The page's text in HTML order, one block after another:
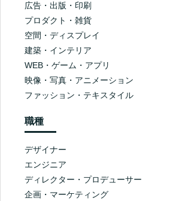
広告・出版・印刷
プロダクト・雑貨
空間・ディスプレイ
建築・インテリア
WEB・ゲーム・アプリ
映像・写真・アニメーション
ファッション・テキスタイル
職種
デザイナー
エンジニア
ディレクター・プロデューサー
企画・マーケティング